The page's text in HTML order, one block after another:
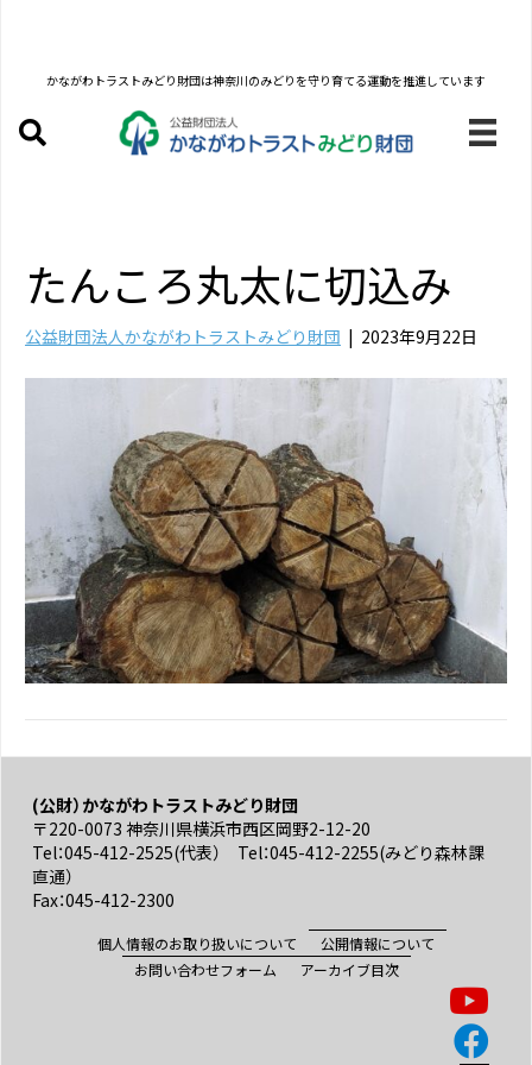
かながわトラストみどり財団は神奈川のみどりを守り育てる運動を推進しています
たんころ丸太に切込み
公益財団法人かながわトラストみどり財団 | 2023年9月22日
(公財）かながわトラストみどり財団
〒220-0073 神奈川県横浜市西区岡野2-12-20
Tel：045-412-2525(代表） Tel：045-412-2255(みどり森林課
直通）
Fax：045-412-2300
個人情報のお取り扱いについて
公開情報について
お問い合わせフォーム
アーカイブ目次